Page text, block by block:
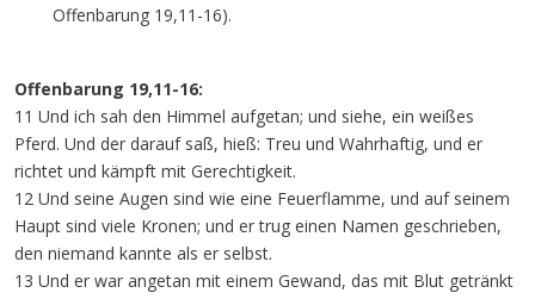
Offenbarung 19,11-16).
Offenbarung 19,11-16:
11 Und ich sah den Himmel aufgetan; und siehe, ein weißes
Pferd. Und der darauf saß, hieß: Treu und Wahrhaftig, und er
richtet und kämpft mit Gerechtigkeit.
12 Und seine Augen sind wie eine Feuerflamme, und auf seinem
Haupt sind viele Kronen; und er trug einen Namen geschrieben,
den niemand kannte als er selbst.
13 Und er war angetan mit einem Gewand, das mit Blut getränkt